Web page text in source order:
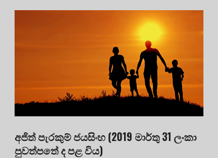
අජිත් පැරකුම් ජයසිංහ (2019 මාර්තු 31 ලංකා
පුවත්පතේ ද පළ විය)